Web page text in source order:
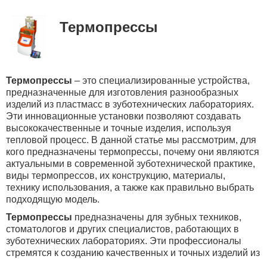
Термопрессы
Термопрессы – это специализированные устройства,
предназначенные для изготовления разнообразных
изделий из пластмасс в зуботехнических лабораториях.
Эти инновационные установки позволяют создавать
высококачественные и точные изделия, используя
тепловой процесс. В данной статье мы рассмотрим, для
кого предназначены термопрессы, почему они являются
актуальными в современной зуботехнической практике,
виды термопрессов, их конструкцию, материалы,
технику использования, а также как правильно выбрать
подходящую модель.
Термопрессы предназначены для зубных техников,
стоматологов и других специалистов, работающих в
зуботехнических лабораториях. Эти профессионалы
стремятся к созданию качественных и точных изделий из